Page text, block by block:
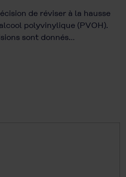
de réviser à la hausse
polyvinylique (PVOH).
sont donnés…